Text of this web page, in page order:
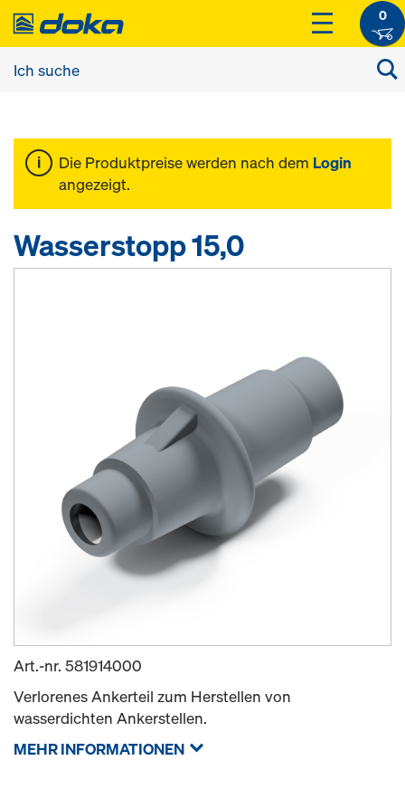
0
Die Produktpreise werden nach dem Login
angezeigt.
Wasserstopp 15,0
Art.-nr. 581914000
Verlorenes Ankerteil zum Herstellen von
wasserdichten Ankerstellen.
MEHR INFORMATIONEN